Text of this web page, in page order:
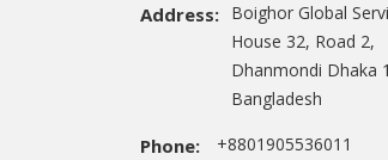
Address: Boighor Global
House 32, Road 2,
Dhanmondi Dhaka
Bangladesh
Phone: +8801905536011